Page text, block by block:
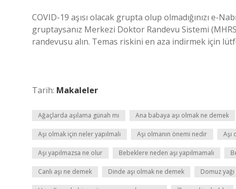
COVID-19 aşısı olacak grupta olup olmadığınızı e-
gruptaysanız Merkezi Doktor Randevu Sistemi
randevusu alın. Temas riskini en aza indirmek için
Tarih: Makaleler
Ağaçlarda aşılama günah mı Ana babaya aşı olmak ne demek
Aşı olmak için neler yapılmalı Aşı olmanın önemi nedir Aşı
Aşı yapılmazsa ne olur Bebeklere neden aşı yapılmamalı
Canlı aşı ne demek Dinde aşı olmak ne demek Domuz